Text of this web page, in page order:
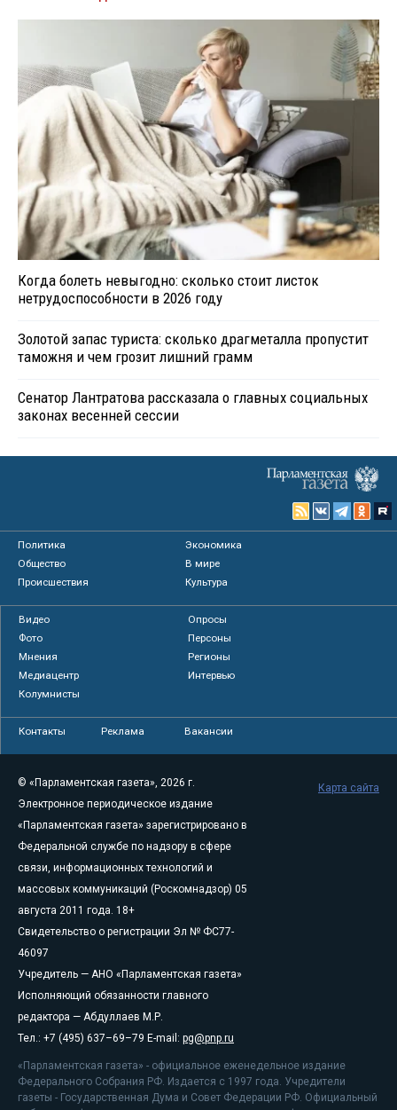
Когда болеть невыгодно: сколько стоит листок
нетрудоспособности в 2026 году
Золотой запас туриста: сколько драгметалла пропустит
таможня и чем грозит лишний грамм
Сенатор Лантратова рассказала о главных социальных
законах весенней сессии
Политика
Экономика
Общество
В мире
Происшествия
Культура
Видео
Опросы
Фото
Персоны
Мнения
Регионы
Медиацентр
Интервью
Колумнисты
Контакты Реклама Вакансии
© «Парламентская газета», 2026 г.
Электронное периодическое издание
«Парламентская газета» зарегистрировано в
Федеральной службе по надзору в сфере
связи, информационных технологий и
массовых коммуникаций (Роскомнадзор) 05
августа 2011 года. 18+
Свидетельство о регистрации Эл № ФС77-
46097
Учредитель — АНО «Парламентская газета»
Исполняющий обязанности главного
редактора — Абдуллаев М.Р.
Тел.: +7 (495) 637–69–79 E-mail: pg@pnp.ru
«Парламентская газета» - официальное еженедельное издание
Федерального Собрания РФ. Издается с 1997 года. Учредители
газеты - Государственная Дума и Совет Федерации РФ. Официальный
Карта сайта